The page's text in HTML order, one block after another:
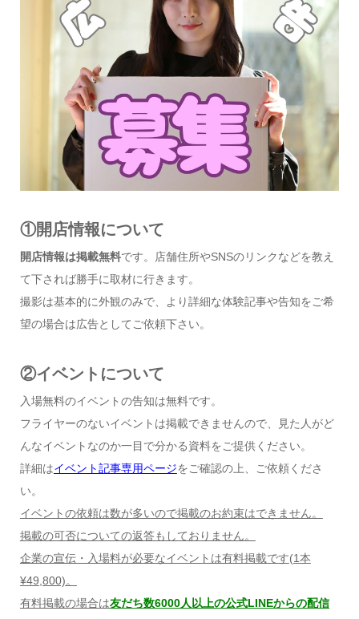
①開店情報について
開店情報は掲載無料です。店舗住所やSNSのリンクなどを教え
て下されば勝手に取材に行きます。
撮影は基本的に外観のみで、より詳細な体験記事や告知をご希
望の場合は広告としてご依頼下さい。
②イベントについて
入場無料のイベントの告知は無料です。
フライヤーのないイベントは掲載できませんので、見た人がど
んなイベントなのか一目で分かる資料をご提供ください。
詳細はイベント記事専用ページをご確認の上、ご依頼くださ
い。
イベントの依頼は数が多いので掲載のお約束はできません。
掲載の可否についての返答もしておりません。
企業の宣伝・入場料が必要なイベントは有料掲載です(1本
¥49,800)。
有料掲載の場合は友だち数6000人以上の公式LINEからの配信